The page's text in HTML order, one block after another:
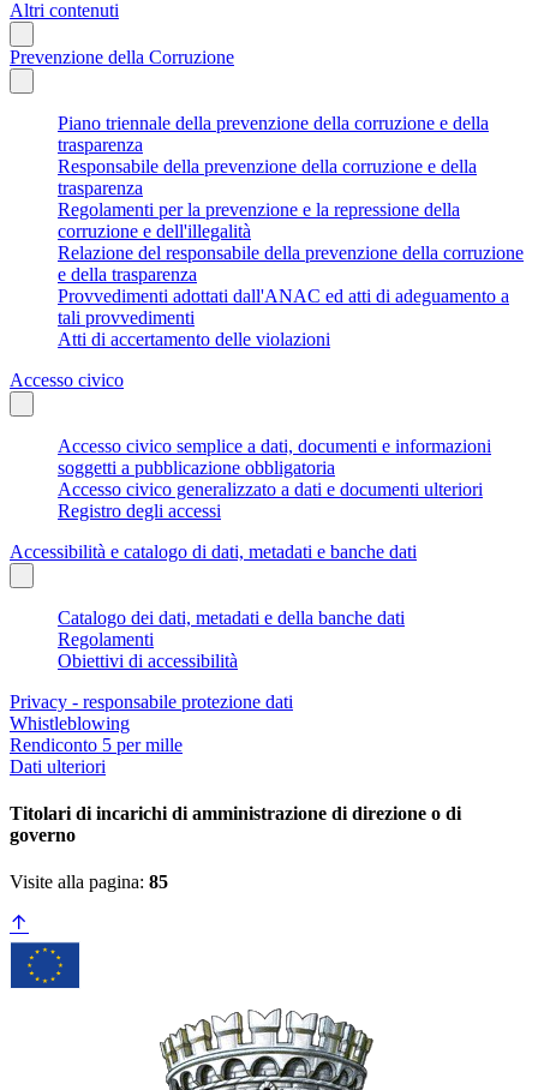
Altri contenuti
Prevenzione della Corruzione
Piano triennale della prevenzione della corruzione e della
trasparenza
Responsabile della prevenzione della corruzione e della
trasparenza
Regolamenti per la prevenzione e la repressione della
corruzione e dell'illegalità
Relazione del responsabile della prevenzione della corruzione
e della trasparenza
Provvedimenti adottati dall'ANAC ed atti di adeguamento a
tali provvedimenti
Atti di accertamento delle violazioni
Accesso civico
Accesso civico semplice a dati, documenti e informazioni
soggetti a pubblicazione obbligatoria
Accesso civico generalizzato a dati e documenti ulteriori
Registro degli accessi
Accessibilità e catalogo di dati, metadati e banche dati
Catalogo dei dati, metadati e della banche dati
Regolamenti
Obiettivi di accessibilità
Privacy - responsabile protezione dati
Whistleblowing
Rendiconto 5 per mille
Dati ulteriori
Titolari di incarichi di amministrazione di direzione o di
governo
Visite alla pagina: 85